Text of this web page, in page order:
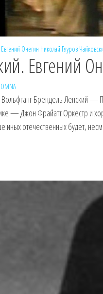
Евгений Онегин Николай Гяуров
Евгений
Брендель Ленский
— Джон Фрайатт Оркестр и
иных отечественных будет,